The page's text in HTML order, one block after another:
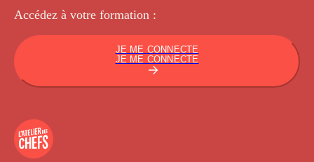
Accédez à votre formation :
JE ME CONNECTE
JE ME CONNECTE